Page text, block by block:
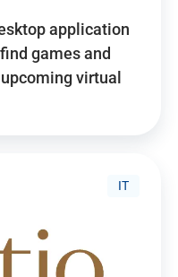
application
games and
virtual
IT